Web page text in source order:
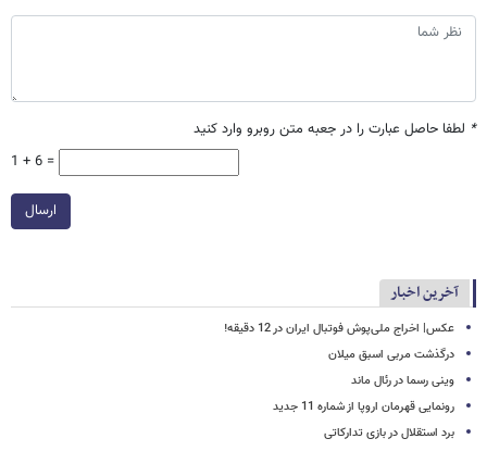
* لطفا حاصل عبارت را در جعبه متن روبرو وارد کنید
1 + 6 =
ارسال
آخرین اخبار
عکس| اخراج ملی‌پوش فوتبال ایران در 12 دقیقه!
درگذشت مربی اسبق میلان
وینی رسما در رئال ماند
رونمایی قهرمان اروپا از شماره 11 جدید
برد استقلال در بازی تدارکاتی